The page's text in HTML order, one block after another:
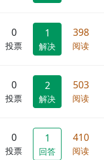
0
投票
1
解决
398
阅读
0
投票
2
解决
503
阅读
0
投票
1
回答
410
阅读